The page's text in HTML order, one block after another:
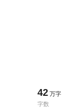
42 万字
字数